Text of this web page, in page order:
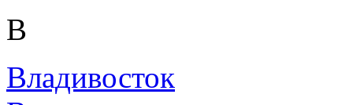
В
Владивосток